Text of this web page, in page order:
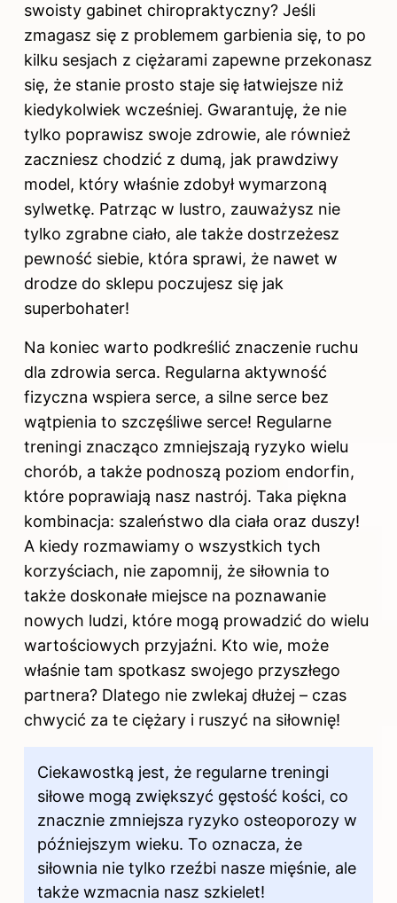
swoisty gabinet chiropraktyczny? Jeśli
zmagasz się z problemem garbienia się, to po
kilku sesjach z ciężarami zapewne przekonasz
się, że stanie prosto staje się łatwiejsze niż
kiedykolwiek wcześniej. Gwarantuję, że nie
tylko poprawisz swoje zdrowie, ale również
zaczniesz chodzić z dumą, jak prawdziwy
model, który właśnie zdobył wymarzoną
sylwetkę. Patrząc w lustro, zauważysz nie
tylko zgrabne ciało, ale także dostrzeżesz
pewność siebie, która sprawi, że nawet w
drodze do sklepu poczujesz się jak
superbohater!
Na koniec warto podkreślić znaczenie ruchu
dla zdrowia serca. Regularna aktywność
fizyczna wspiera serce, a silne serce bez
wątpienia to szczęśliwe serce! Regularne
treningi znacząco zmniejszają ryzyko wielu
chorób, a także podnoszą poziom endorfin,
które poprawiają nasz nastrój. Taka piękna
kombinacja: szaleństwo dla ciała oraz duszy!
A kiedy rozmawiamy o wszystkich tych
korzyściach, nie zapomnij, że siłownia to
także doskonałe miejsce na poznawanie
nowych ludzi, które mogą prowadzić do wielu
wartościowych przyjaźni. Kto wie, może
właśnie tam spotkasz swojego przyszłego
partnera? Dlatego nie zwlekaj dłużej – czas
chwycić za te ciężary i ruszyć na siłownię!
Ciekawostką jest, że regularne treningi
siłowe mogą zwiększyć gęstość kości, co
znacznie zmniejsza ryzyko osteoporozy w
późniejszym wieku. To oznacza, że
siłownia nie tylko rzeźbi nasze mięśnie, ale
także wzmacnia nasz szkielet!